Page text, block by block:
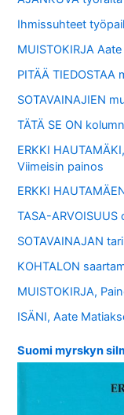
Ihmissuhteet
MUISTOKIRJA
PITÄÄ
SOTAVAINAJIEN
TÄTÄ SE ON
ERKKI
Viimeisin painos
ERKKI
TASA-ARVOISUUS
SOTAVAINAJAN
KOHTALON
MUISTOKIRJA,
ISÄNI, Aate
Suomi myrskyn